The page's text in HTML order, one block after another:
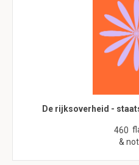
De rijksoverheid -
460
&